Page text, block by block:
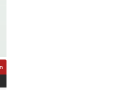
Mahallesi Akkavaklar
4 İzmit-KOCAELİ